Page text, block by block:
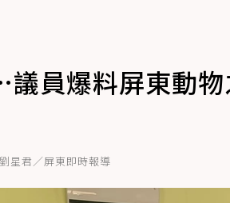
員爆料屏東動
星君／屏東即時報導